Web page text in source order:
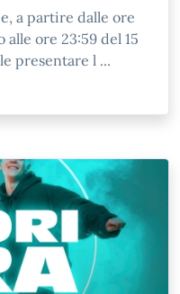
a partire dalle ore
alle ore 23:59 del 15
presentare l ...